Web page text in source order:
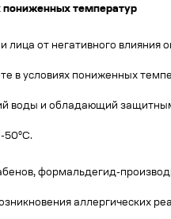
пониженных температур
от негативного
в условиях пониженных
и обладающий
50°С.
формальдегид-
аллергических